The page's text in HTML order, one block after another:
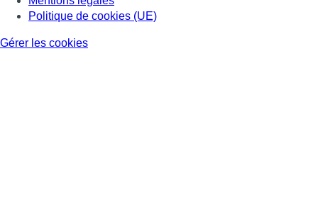
Politique de cookies (UE)
Gérer les cookies